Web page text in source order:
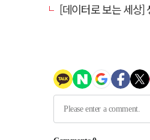
[데이터로 보는 세상]